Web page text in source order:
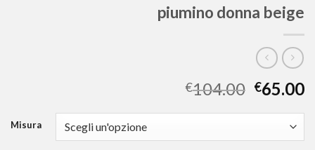
piumino donna beige
€104.00 €65.00
Misura